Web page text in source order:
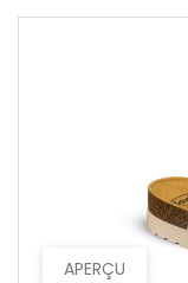
APERÇU